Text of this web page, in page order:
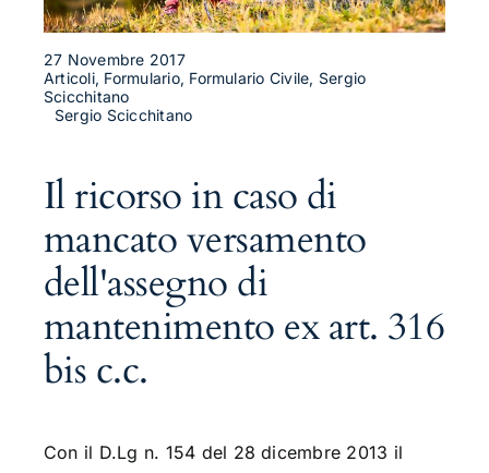
27 Novembre 2017
Articoli, Formulario, Formulario Civile, Sergio
Scicchitano
Sergio Scicchitano
Il ricorso in caso di
mancato versamento
dell'assegno di
mantenimento ex art. 316
bis c.c.
Con il D.Lg n. 154 del 28 dicembre 2013 il